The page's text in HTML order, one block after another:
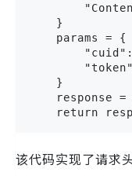
    }
    params = {
    }
response =
return
该代码实现了请求